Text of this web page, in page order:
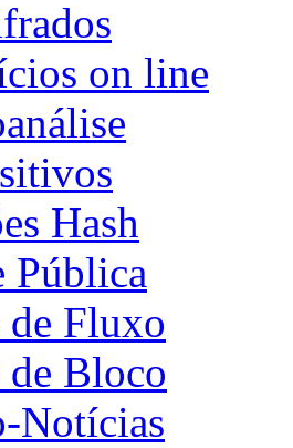
on line
Hash
Pública
Fluxo
Bloco
Notícias